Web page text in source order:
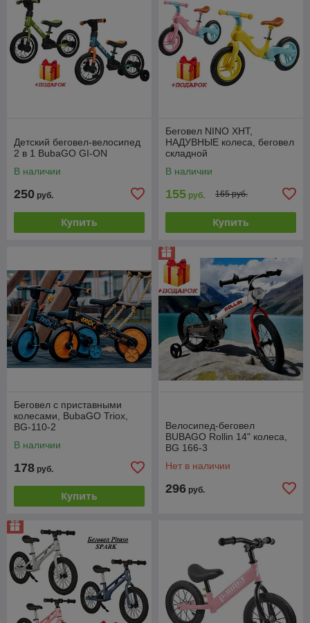
Детский беговел-велосипед
2 в 1 BubaGO GI-ON
В наличии
250 руб.
Купить
Беговел NINO XHT,
НАДУВНЫЕ колеса, беговел
складной
В наличии
155 руб. 165 руб.
Купить
Беговел с приставными
колесами, BubaGO Triox,
BG-110-2
В наличии
178 руб.
Купить
Велосипед-беговел
BUBAGO Rollin 14" колеса,
BG 166-3
Нет в наличии
296 руб.